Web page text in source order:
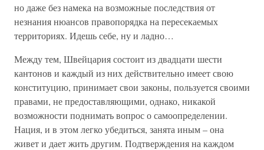
но даже без намека на возможные последствия от
незнания нюансов правопорядка на пересекаемых
территориях. Идешь себе, ну и ладно…
Между тем, Швейцария состоит из двадцати шести
кантонов и каждый из них действительно имеет свою
конституцию, принимает свои законы, пользуется своими
правами, не предоставляющими, однако, никакой
возможности поднимать вопрос о самоопределении.
Нация, и в этом легко убедиться, занята иным – она
живет и дает жить другим. Подтверждения на каждом